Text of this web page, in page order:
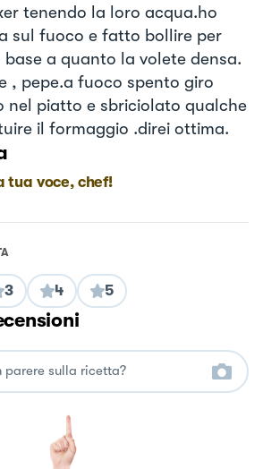
tenendo la loro acqua.ho
sul fuoco e fatto bollire per
a quanto la volete densa.
, pepe.a fuoco spento giro
nel piatto e sbriciolato qualche
il formaggio .direi ottima.
tua voce, chef!
3 4 5